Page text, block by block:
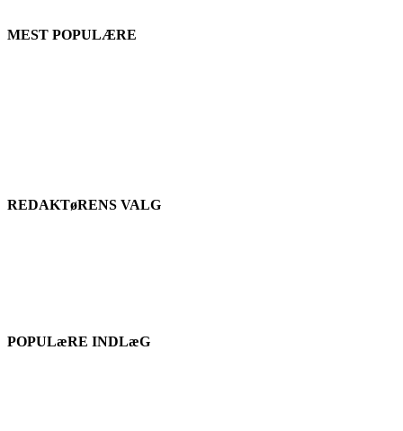
MEST POPULÆRE
REDAKTøRENS VALG
POPULæRE INDLæG